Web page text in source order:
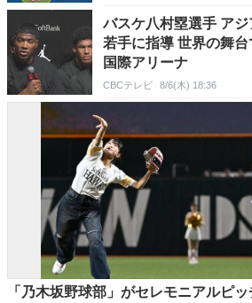
バスケ八村塁選手 ア
若手に指導 世界の舞
国際アリーナ
CBCテレビ 8/6(木) 18:36
「乃木坂野球部」がセレモニアルピ